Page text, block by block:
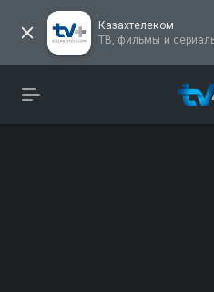
Казахтелеком
ТВ, фильмы и